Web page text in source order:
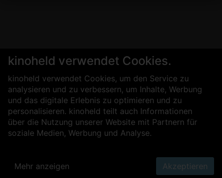
kinoheld verwendet Cookies.
kinoheld verwendet Cookies, um den Service zu
analysieren und zu verbessern, um Inhalte, Werbung
und das digitale Erlebnis zu optimieren und zu
personalisieren. kinoheld teilt auch Informationen
über die Nutzung unserer Website mit Partnern für
soziale Medien, Werbung und Analyse.
Mehr anzeigen Akzeptieren